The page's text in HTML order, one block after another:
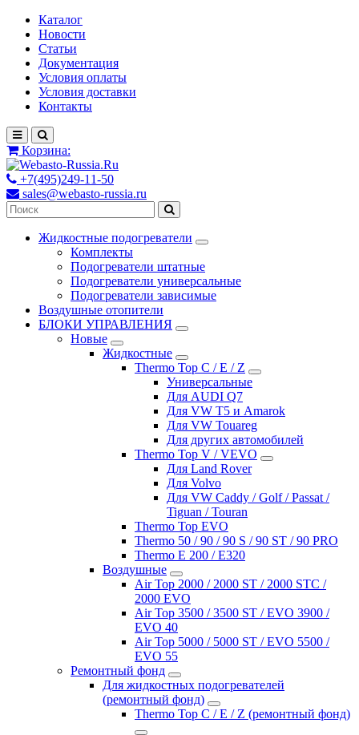
Каталог
Новости
Статьи
Документация
Условия оплаты
Условия доставки
Контакты
Корзина:
+7(495)249-11-50
sales@webasto-russia.ru
Жидкостные подогреватели
Комплекты
Подогреватели штатные
Подогреватели универсальные
Подогреватели зависимые
Воздушные отопители
БЛОКИ УПРАВЛЕНИЯ
Новые
Жидкостные
Thermo Top C / E / Z
Универсальные
Для AUDI Q7
Для VW T5 и Amarok
Для VW Touareg
Для других автомобилей
Thermo Top V / VEVO
Для Land Rover
Для Volvo
Для VW Caddy / Golf / Passat /
Tiguan / Touran
Thermo Top EVO
Thermo 50 / 90 / 90 S / 90 ST / 90 PRO
Thermo E 200 / E320
Воздушные
Air Top 2000 / 2000 ST / 2000 STC /
2000 EVO
Air Top 3500 / 3500 ST / EVO 3900 /
EVO 40
Air Top 5000 / 5000 ST / EVO 5500 /
EVO 55
Ремонтный фонд
Для жидкостных подогревателей
(ремонтный фонд)
Thermo Top C / E / Z (ремонтный фонд)